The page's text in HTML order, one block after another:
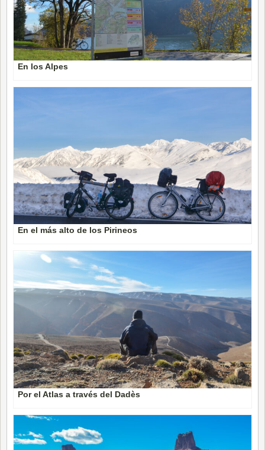
En los Alpes
En el más alto de los Pirineos
Por el Atlas a través del Dadès